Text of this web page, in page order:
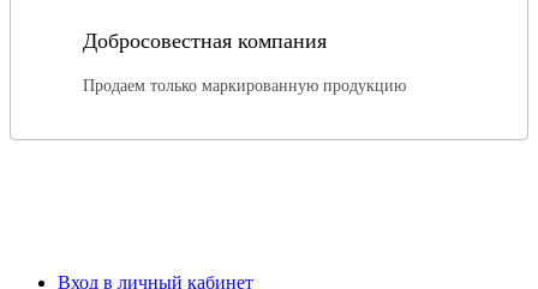
Добросовестная компания
Продаем только маркированную продукцию
Вход в личный кабинет